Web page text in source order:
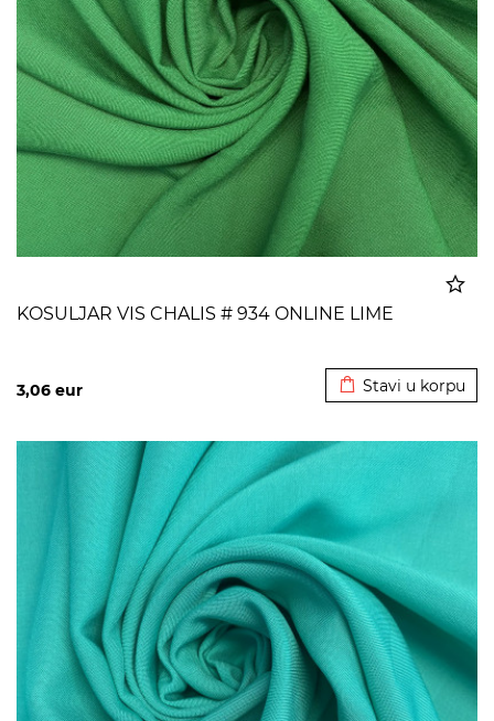
KOSULJAR VIS CHALIS # 934 ONLINE LIME
3,06 eur Stavi u korpu